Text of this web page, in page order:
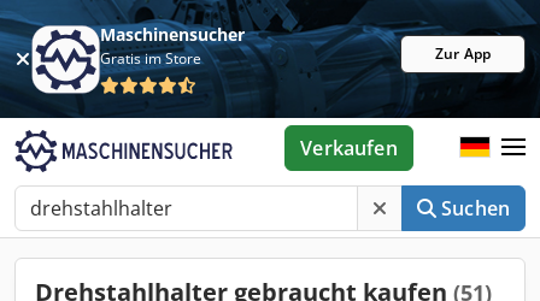
Maschinensucher
Gratis im Store Zur App
Suchen
Verkaufen
Drehstahlhalter gebraucht kaufen (51)